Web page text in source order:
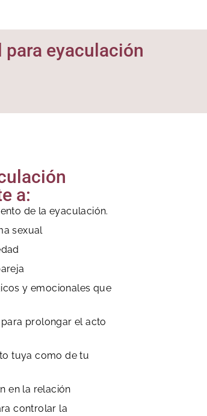
eyaculación
a:
de la eyaculación.
sexual
y emocionales que
prolongar el acto
tuya como de tu
en la relación
controlar la